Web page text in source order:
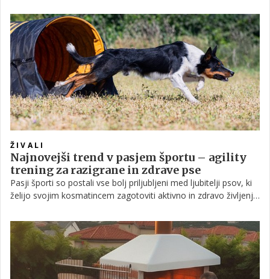
zgodi, da vzgojimo preveč zelišč, da bi jih lahko uporabili zgolj
za čaje, ali pa si preprosto želimo novih domačih pripravkov, ki
so nastali iz neoporečnih sestavin, ki nam jih daje vrt. Pri
takšnih izzivih vam bo v pomoč najsodobnejša naprava,
botanični ekstraktor Magical Butter Machine.
ŽIVALI
Najnovejši trend v pasjem športu – agility
trening za razigrane in zdrave pse
Pasji športi so postali vse bolj priljubljeni med ljubitelji psov, ki
želijo svojim kosmatincem zagotoviti aktivno in zdravo življenje.
za izjemno priljubljen agility trening. Ta dinamična in
navdušujoča aktivnost združuje gibanje, disciplino in zabavo ter
ponuja številne prednosti za razigrane in zdrave pse.